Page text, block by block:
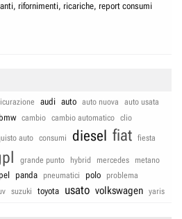
rifornimenti, ricariche, report consumi
audi auto auto nuova
auto usata
bmw cambio cambio automatico clio
auto consumi diesel fiat fiesta
grande punto hybrid mercedes
metano
panda pneumatici polo
problema
suzuki toyota usato volkswagen yaris